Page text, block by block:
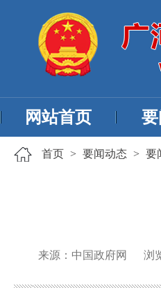
网站首页
首页 > 要闻动态 > 要
来源：中国政府网 浏